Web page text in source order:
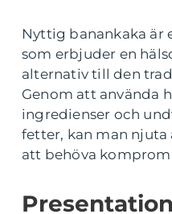
Nyttig banankaka är
som erbjuder en
alternativ till den
Genom att använda
ingredienser och
fetter, kan man njuta
att behöva